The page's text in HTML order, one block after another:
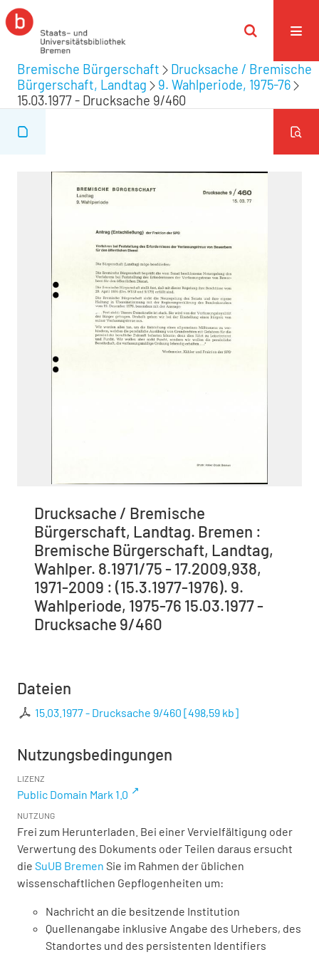
Bremische Bürgerschaft
Drucksache / Bremische
Bürgerschaft, Landtag
9. Wahlperiode, 1975-76
15.03.1977 - Drucksache 9/460
Drucksache / Bremische
Bürgerschaft, Landtag. Bremen :
Bremische Bürgerschaft, Landtag,
Wahlper. 8.1971/75 - 17.2009,938,
1971-2009 : (15.3.1977-1976). 9.
Wahlperiode, 1975-76 15.03.1977 -
Drucksache 9/460
Dateien
15.03.1977 - Drucksache 9/460 [498,59 kb]
Nutzungsbedingungen
LIZENZ
Public Domain Mark 1.0
NUTZUNG
Frei zum Herunterladen. Bei einer Vervielfältigung oder
Verwertung des Dokuments oder Teilen daraus ersucht
die SuUB Bremen Sie im Rahmen der üblichen
wissenschaftlichen Gepflogenheiten um:
Nachricht an die besitzende Institution
Quellenangabe inklusive Angabe des Urhebers, des
Standortes und des persistenten Identifiers